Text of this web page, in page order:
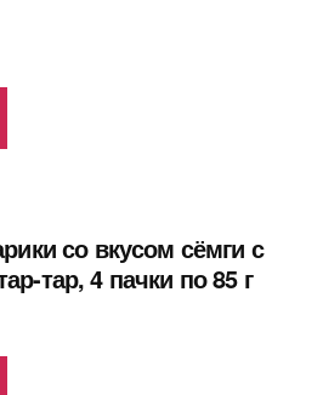
со вкусом сёмги с
тар, 4 пачки по 85 г